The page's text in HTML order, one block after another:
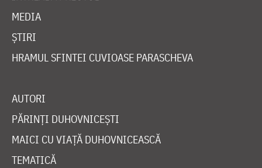
MEDIA
ȘTIRI
HRAMUL SFINTEI CUVIOASE PARASCHEVA
AUTORI
PĂRINȚI DUHOVNICEȘTI
MAICI CU VIAȚĂ DUHOVNICEASCĂ
TEMATICĂ